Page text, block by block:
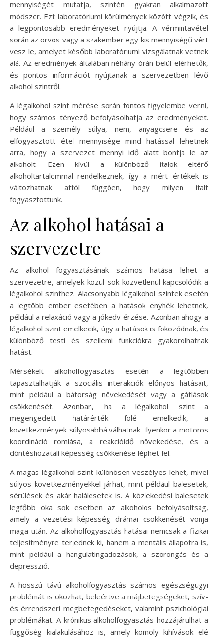
mennyiségét mutatja, szintén gyakran alkalmazott
módszer. Ezt laboratóriumi körülmények között végzik, és
a legpontosabb eredményeket nyújtja. A vérmintavétel
során az orvos vagy a szakember egy kis mennyiségű vért
vesz le, amelyet később laboratóriumi vizsgálatnak vetnek
alá. Az eredmények általában néhány órán belül elérhetők,
és pontos információt nyújtanak a szervezetben lévő
alkohol szintről.
A légalkohol szint mérése során fontos figyelembe venni,
hogy számos tényező befolyásolhatja az eredményeket.
Például a személy súlya, nem, anyagcsere és az
elfogyasztott étel mennyisége mind hatással lehetnek
arra, hogy a szervezet mennyi idő alatt bontja le az
alkoholt. Ezen kívül a különböző italok eltérő
alkoholtartalommal rendelkeznek, így a mért értékek is
változhatnak attól függően, hogy milyen italt
fogyasztottunk.
Az alkohol hatásai a
szervezetre
Az alkohol fogyasztásának számos hatása lehet a
szervezetre, amelyek közül sok közvetlenül kapcsolódik a
légalkohol szinthez. Alacsonyabb légalkohol szintek esetén
a legtöbb ember esetében a hatások enyhék lehetnek,
például a relaxáció vagy a jókedv érzése. Azonban ahogy a
légalkohol szint emelkedik, úgy a hatások is fokozódnak, és
különböző testi és szellemi funkciókra gyakorolhatnak
hatást.
Mérsékelt alkoholfogyasztás esetén a legtöbben
tapasztalhatják a szociális interakciók előnyös hatásait,
mint például a bátorság növekedését vagy a gátlások
csökkenését. Azonban, ha a légalkohol szint a
megengedett határérték fölé emelkedik, a
következmények súlyosabbá válhatnak. Ilyenkor a motoros
koordináció romlása, a reakcióidő növekedése, és a
döntéshozatali képesség csökkenése léphet fel.
A magas légalkohol szint különösen veszélyes lehet, mivel
súlyos következményekkel járhat, mint például balesetek,
sérülések és akár halálesetek is. A közlekedési balesetek
legfőbb oka sok esetben az alkoholos befolyásoltság,
amely a vezetési képesség drámai csökkenését vonja
maga után. Az alkoholfogyasztás hatásai nemcsak a fizikai
teljesítményre terjednek ki, hanem a mentális állapotra is,
mint például a hangulatingadozások, a szorongás és a
depresszió.
A hosszú távú alkoholfogyasztás számos egészségügyi
problémát is okozhat, beleértve a májbetegségeket, szív-
és érrendszeri megbetegedéseket, valamint pszichológiai
problémákat. A krónikus alkoholfogyasztás hozzájárulhat a
függőség kialakulásához is, amely komoly kihívások elé